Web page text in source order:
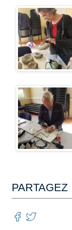
PARTAGEZ